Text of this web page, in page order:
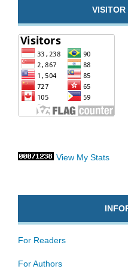
VISITOR
View My Stats
For Readers
For Authors